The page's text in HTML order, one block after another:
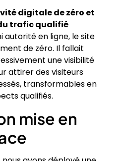
digitale de zéro et
trafic qualifié
autorité en ligne, le site
de zéro. Il fallait
une visibilité
attirer des visiteurs
transformables en
qualifiés.
mise en